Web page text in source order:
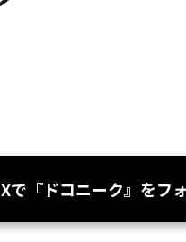
Xで『ドコニーク』をフ